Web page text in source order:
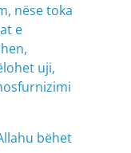
nëse toka
e
uji,
bëhet